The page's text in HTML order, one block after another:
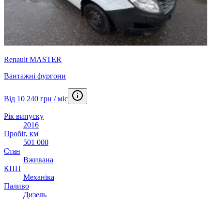
Renault MASTER
Вантажні фургони
Від 10 240 грн / міс
Рік випуску
2016
Пробіг, км
501 000
Стан
Вживана
КПП
Механіка
Паливо
Дизель